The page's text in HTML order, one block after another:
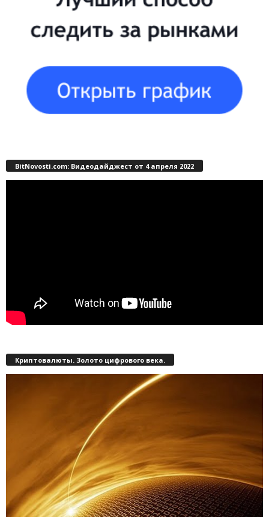
BitNovosti.com: Видеодайджест от 4 апреля 2022
Криптовалюты. Золото цифрового века.